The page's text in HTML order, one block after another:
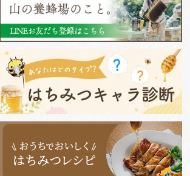
みつばち健康食品/サプリメント
健康食品定期便
健康食品まとめ買い
一覧はこちら
一覧はこちら